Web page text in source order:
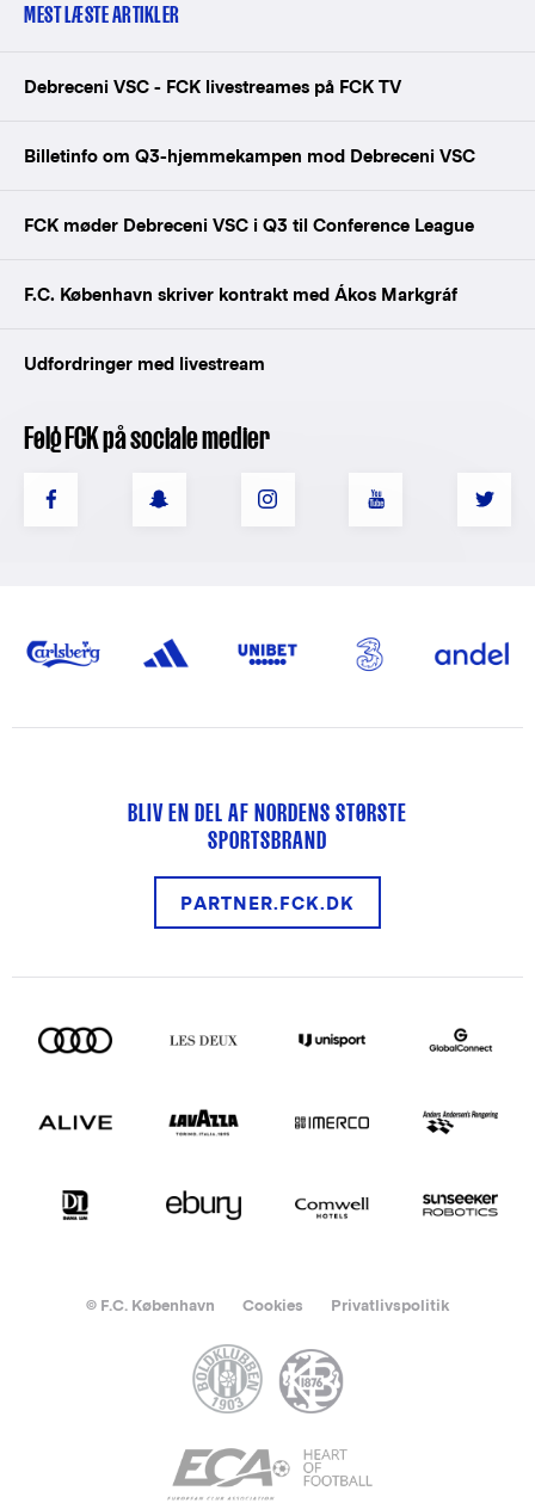
MEST LÆSTE ARTIKLER
Debreceni VSC - FCK livestreames på FCK TV
Billetinfo om Q3-hjemmekampen mod Debreceni VSC
FCK møder Debreceni VSC i Q3 til Conference League
F.C. København skriver kontrakt med Ákos Markgráf
Udfordringer med livestream
Følg FCK på sociale medier
BLIV EN DEL AF NORDENS STØRSTE
SPORTSBRAND
PARTNER.FCK.DK
© F.C. København Cookies Privatlivspolitik